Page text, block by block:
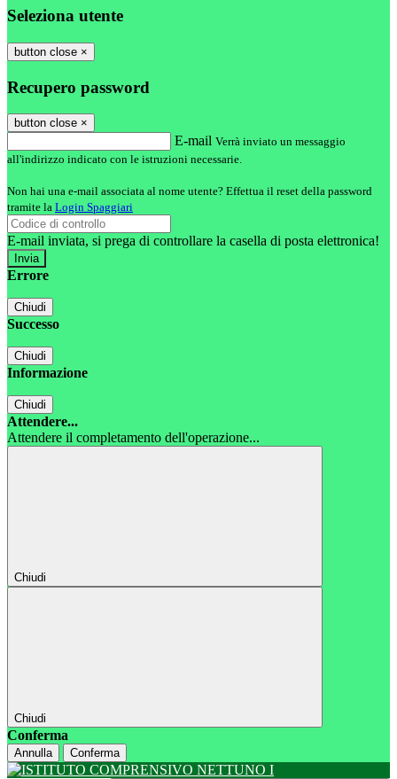
Seleziona utente
button close ×
Recupero password
button close ×
E-mail Verrà inviato un messaggio
all'indirizzo indicato con le istruzioni necessarie.
Non hai una e-mail associata al nome utente? Effettua il reset della password
tramite la Login Spaggiari
E-mail inviata, si prega di controllare la casella di posta elettronica!
Errore
Chiudi
Successo
Chiudi
Informazione
Chiudi
Attendere...
Attendere il completamento dell'operazione...
Chiudi
Chiudi
Conferma
Annulla Conferma